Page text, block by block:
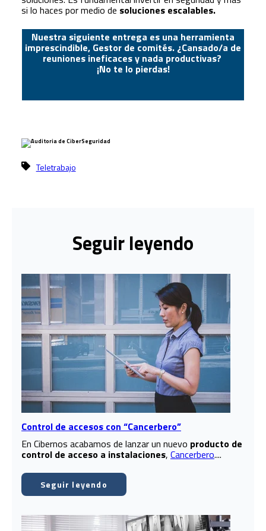
si lo haces por medio de soluciones escalables.
Nuestra siguiente entrega es una herramienta
imprescindible, Gestor de comités. ¿Cansado/a de
reuniones ineficaces y nada productivas?
¡No te lo pierdas!
Teletrabajo
Seguir leyendo
Control de accesos con “Cancerbero”
En Cibernos acabamos de lanzar un nuevo producto de
control de acceso a instalaciones, Cancerbero....
Seguir leyendo